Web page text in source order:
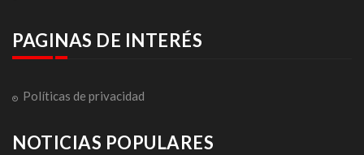
PAGINAS DE INTERÉS
Políticas de privacidad
NOTICIAS POPULARES